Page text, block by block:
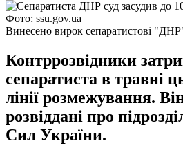
Фото: ssu.gov.ua
Винесено вирок сепаратистові
Контррозвідники
сепаратиста в травні
лінії розмежування.
розвіддані про
Сил України.